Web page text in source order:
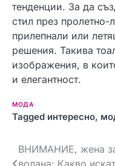
тенденции. За да
стил през пролетно-
прилепнали или
решения. Такива
изображения, в
и елегантност.
МОДА
Tagged интересно,
Навигация
ВНИМАНИЕ, жена